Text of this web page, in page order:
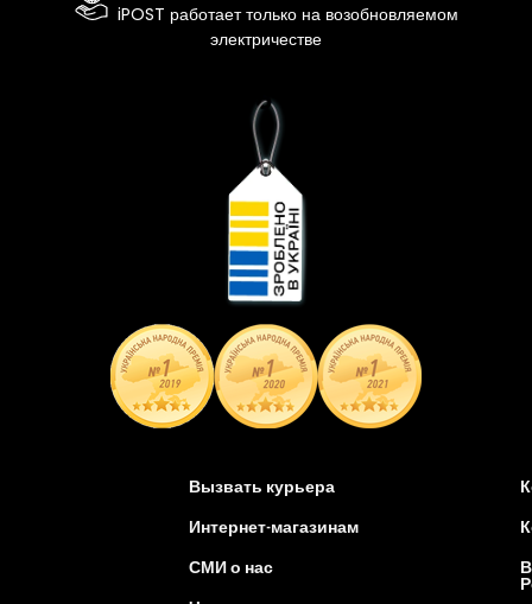
iPOST работает только на возобновляемом
электричестве
Вызвать курьера
Интернет-магазинам
СМИ о нас